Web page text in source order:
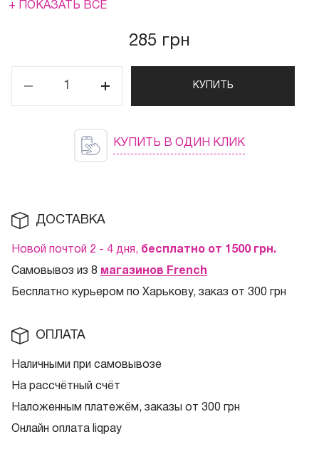
+ ПОКАЗАТЬ ВСЕ
285 грн
КУПИТЬ
КУПИТЬ В ОДИН КЛИК
ДОСТАВКА
Новой почтой 2 - 4 дня, бесплатно от 1500 грн.
Самовывоз из 8 магазинов French
Бесплатно курьером по Харькову, заказ от 300 грн
ОПЛАТА
Наличными при самовывозе
На рассчётный счёт
Наложенным платежём, заказы от 300 грн
Онлайн оплата liqpay